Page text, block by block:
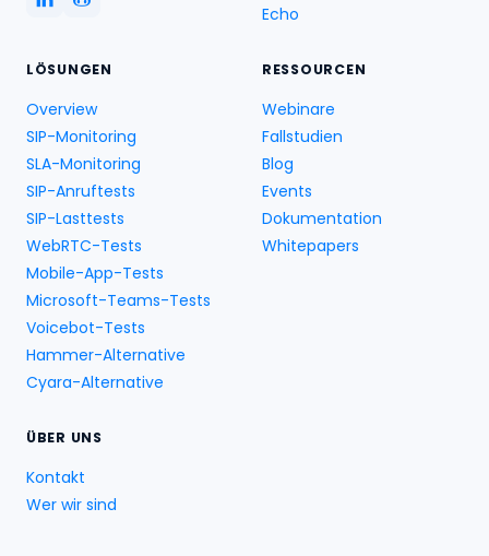
Echo
LÖSUNGEN
Overview
SIP-Monitoring
SLA-Monitoring
SIP-Anruftests
SIP-Lasttests
WebRTC-Tests
Mobile-App-Tests
Microsoft-Teams-Tests
Voicebot-Tests
Hammer-Alternative
Cyara-Alternative
RESSOURCEN
Webinare
Fallstudien
Blog
Events
Dokumentation
Whitepapers
ÜBER UNS
Kontakt
Wer wir sind